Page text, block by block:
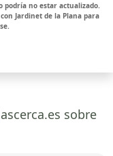
podría no estar actualizado.
Jardinet de la Plana para
sobre